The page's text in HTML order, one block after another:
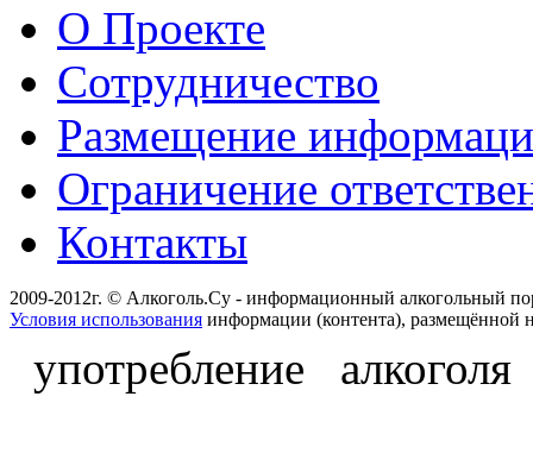
О Проекте
Сотрудничество
Размещение
Ограничение
Контакты
2009-2012г. © Алкоголь.Су - информационный алкогольный
Условия использования информации (контента), размещённой
употребление